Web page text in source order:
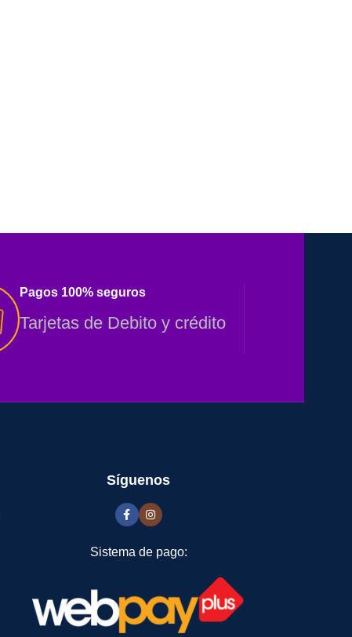
Pagos 100% seguros
Tarjetas de Debito y crédito
Síguenos
Sistema de pago: